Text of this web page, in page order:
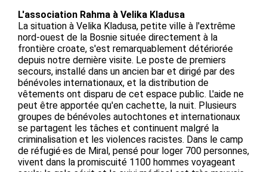
L'association Rahma à Velika Kladusa
La situation à Velika Kladusa, petite ville à l'extrême
nord-ouest de la Bosnie située directement à la
frontière croate, s'est remarquablement détériorée
depuis notre dernière visite. Le poste de premiers
secours, installé dans un ancien bar et dirigé par des
bénévoles internationaux, et la distribution de
vêtements ont disparu de cet espace public. L'aide ne
peut être apportée qu'en cachette, la nuit. Plusieurs
groupes de bénévoles autochtones et internationaux
se partagent les tâches et continuent malgré la
criminalisation et les violences racistes. Dans le camp
de réfugié·es de Miral, pensé pour loger 700 personnes,
vivent dans la promiscuité 1100 hommes voyageant